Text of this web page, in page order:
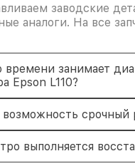
заводские
аналоги. На все
времени занимает
Epson L110?
возможность срочный
выполняется